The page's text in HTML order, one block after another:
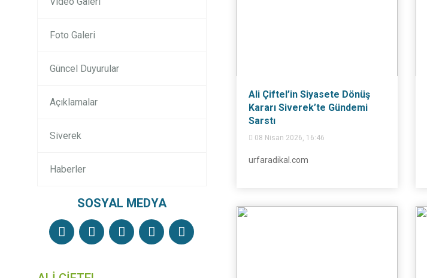
Foto Galeri
Güncel Duyurular
Açıklamalar
Siverek
Haberler
SOSYAL MEDYA
Ali Çiftel’in Siyasete Dönüş
Kararı Siverek’te Gündemi
Sarstı
08 Nisan 2026, 16:46
urfaradikal.com